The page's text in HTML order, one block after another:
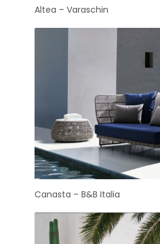
Altea – Varaschin
Canasta – B&B Italia